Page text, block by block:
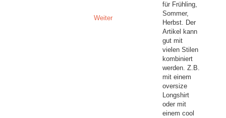
Weiter
für Frühling,
Sommer,
Herbst. Der
Artikel kann
gut mit
vielen Stilen
kombiniert
werden. Z.B.
mit einem
oversize
Longshirt
oder mit
einem cool